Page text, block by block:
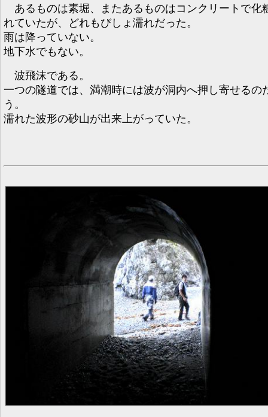
あるものは素堀、またあるものはコンクリートで化
れていたが、どれもびしょ濡れだった。
雨は降っていない。
地下水でもない。
波飛沫である。
一つの隧道では、満潮時には波が洞内へ押し寄せるの
う。
濡れた波形の砂山が出来上がっていた。